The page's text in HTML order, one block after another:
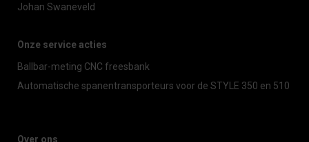
Johan Swaneveld
Onze service acties
Ballbar-meting CNC freesbank
Automatische spanentransporteurs voor de STYLE 350 en 510
Over ons